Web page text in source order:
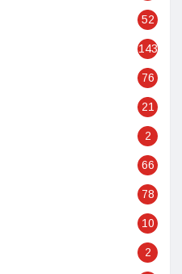
52
143
76
21
2
66
78
10
2